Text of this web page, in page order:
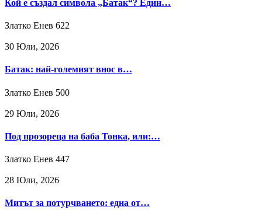
Кой е създал символа „Батак“? Един…
Златко Енев 622
30 Юли, 2026
Батак: най-големият внос в…
Златко Енев 500
29 Юли, 2026
Под прозореца на баба Тонка, или:…
Златко Енев 447
28 Юли, 2026
Митът за потурчването: една от…